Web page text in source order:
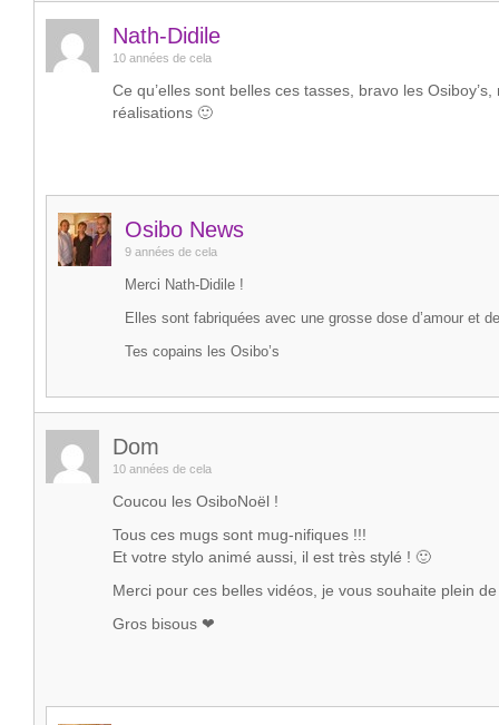
Nath-Didile
10 années de cela
Ce qu’elles sont belles ces tasses, bravo les
réalisations 🙂
Osibo News
9 années de cela
Merci Nath-Didile !
Elles sont fabriquées avec une grosse dose d’amour et
Tes copains les Osibo’s
Dom
10 années de cela
Coucou les OsiboNoël !
Tous ces mugs sont mug-nifiques !!!
Et votre stylo animé aussi, il est très stylé ! 🙂
Merci pour ces belles vidéos, je vous souhaite plein
Gros bisous ❤